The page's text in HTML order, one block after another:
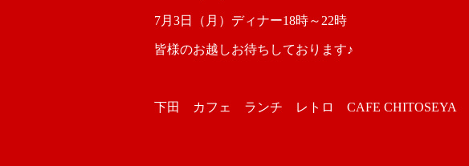
7月3日（月）ディナー18時～22時
皆様のお越しお待ちしております♪
下田 カフェ ランチ レトロ CAFE CHITOSEYA